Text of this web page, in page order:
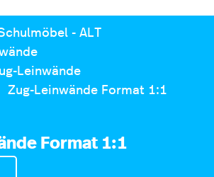
- ALT
Leinwände
Zug-Leinwände Format 1:1
Format 1:1